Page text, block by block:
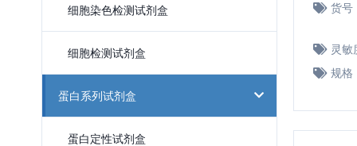
货号
灵敏
规格
细胞染色检测试剂盒
细胞检测试剂盒
蛋白系列试剂盒
蛋白定性试剂盒